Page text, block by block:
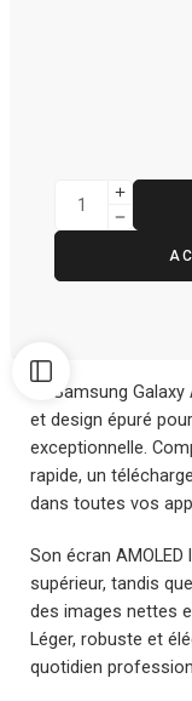
Le Samsung
et design épuré
exceptionnelle.
rapide, un
dans toutes vos
Son écran
supérieur, tandis
des images nettes
Léger, robuste et
quotidien